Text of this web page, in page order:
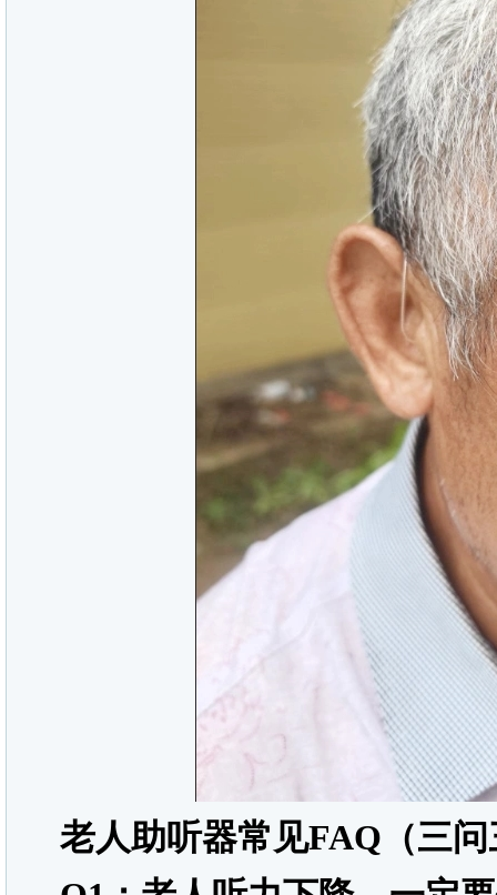
老人助听器常见FAQ （三